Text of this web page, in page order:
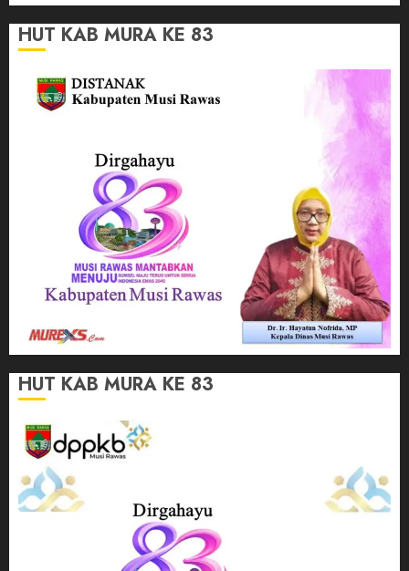
HUT KAB MURA KE 83
HUT KAB MURA KE 83